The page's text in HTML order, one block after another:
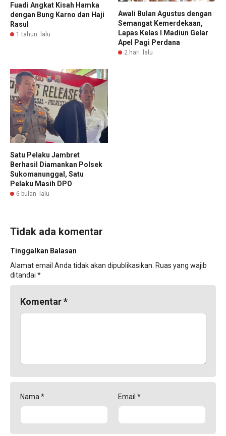
Fuadi Angkat Kisah Hamka
dengan Bung Karno dan Haji
Rasul
1 tahun lalu
Awali Bulan Agustus dengan
Semangat Kemerdekaan,
Lapas Kelas I Madiun Gelar
Apel Pagi Perdana
2 hari lalu
Satu Pelaku Jambret
Berhasil Diamankan Polsek
Sukomanunggal, Satu
Pelaku Masih DPO
6 bulan lalu
Tidak ada komentar
Tinggalkan Balasan
Alamat email Anda tidak akan dipublikasikan. Ruas yang wajib
ditandai *
Komentar*
Nama * Email *